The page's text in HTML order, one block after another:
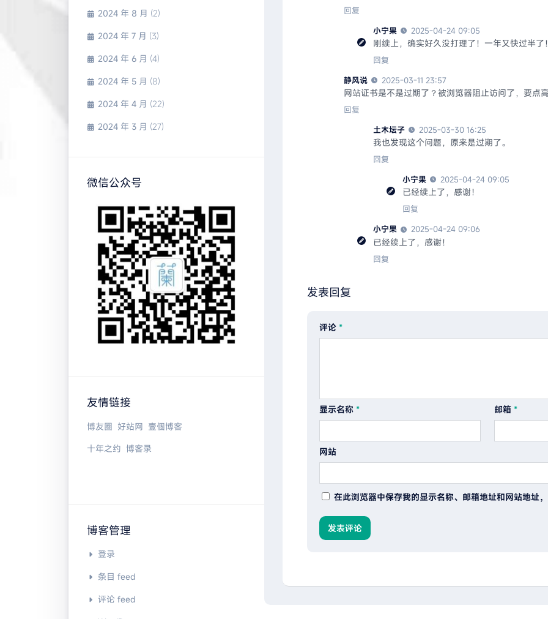
2024 年 8 月 (2)
2024 年 7 月 (3)
2024 年 6 月 (4)
2024 年 5 月 (8)
2024 年 4 月 (22)
2024 年 3 月 (27)
微信公众号
友情链接
博友圈 好站网 壹個博客
十年之约 博客录
博客管理
登录
条目 feed
评论 feed
回复
小宁果
2025-04-24 09:05
刚续上，确实好久没打理了！一年又快过半了
回复
静风说
2025-03-11 23:57
网站证书是不是过期了？被浏览器阻止访问了，要点
回复
土木坛子
2025-03-30 16:25
我也发现这个问题，原来是过期了。
回复
小宁果
2025-04-24 09:05
已经续上了，感谢！
回复
小宁果
2025-04-24 09:06
已经续上了，感谢！
回复
发表回复
评论 *
显示名称 * 邮箱 *
网站
在此浏览器中保存我的显示名称、邮箱地址和网站地址